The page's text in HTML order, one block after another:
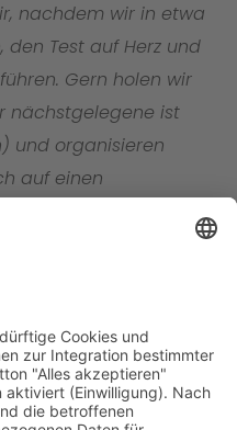
nachdem wir in etwa
den Test auf Herz und
Gern holen wir
nächstgelegene ist
und organisieren
auf einen
für
sich positiv